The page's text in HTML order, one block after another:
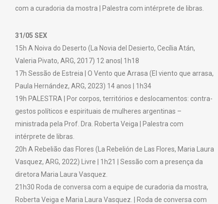
com a curadoria da mostra | Palestra com intérprete de libras.
31/05 SEX
15h A Noiva do Deserto (La Novia del Desierto, Cecília Atán,
Valeria Pivato, ARG, 2017) 12 anos| 1h18
17h Sessão de Estreia | O Vento que Arrasa (El viento que arrasa,
Paula Hernández, ARG, 2023) 14 anos | 1h34
19h PALESTRA | Por corpos, territórios e deslocamentos: contra-
gestos políticos e espirituais de mulheres argentinas –
ministrada pela Prof. Dra. Roberta Veiga | Palestra com
intérprete de libras.
20h A Rebelião das Flores (La Rebelión de Las Flores, Maria Laura
Vasquez, ARG, 2022) Livre | 1h21 | Sessão com a presença da
diretora Maria Laura Vasquez.
21h30 Roda de conversa com a equipe de curadoria da mostra,
Roberta Veiga e Maria Laura Vasquez. | Roda de conversa com